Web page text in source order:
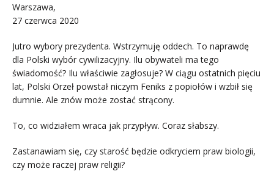
Warszawa,
27 czerwca 2020
Jutro wybory prezydenta. Wstrzymuję oddech. To naprawdę
dla Polski wybór cywilizacyjny. Ilu obywateli ma tego
świadomość? Ilu właściwie zagłosuje? W ciągu ostatnich pięciu
lat, Polski Orzeł powstał niczym Feniks z popiołów i wzbił się
dumnie. Ale znów może zostać strącony.
To, co widziałem wraca jak przypływ. Coraz słabszy.
Zastanawiam się, czy starość będzie odkryciem praw biologii,
czy może raczej praw religii?